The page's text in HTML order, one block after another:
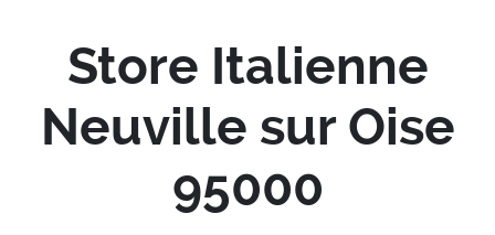
Store Italienne
Neuville sur Oise
95000